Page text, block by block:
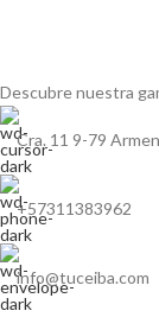
Descubre nuestra
Cra. 11 9-79
+57311383962
info@tuceiba.com